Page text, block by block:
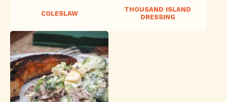
COLESLAW
THOUSAND ISLAND
DRESSING